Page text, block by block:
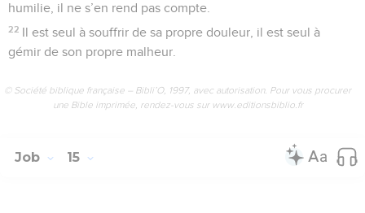
humilie, il ne s’en rend pas compte.
22 Il est seul à souffrir de sa propre douleur, il est seul à
gémir de son propre malheur.
© Société biblique française – Bibli’O, 1997, avec autorisation. Pour vous procurer
une Bible imprimée, rendez-vous sur www.editionsbiblio.fr
Job 15